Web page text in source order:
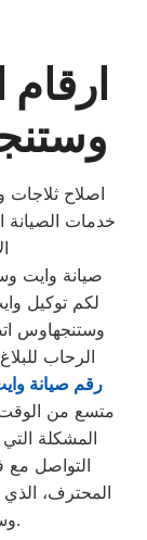
اصلاح ثلاجات
خدمات الصيانة
صيانة وايت
لكم توكيل
وستنجهاوس
الرحاب
رقم صيانة
متسع من
المشكلة التي
التواصل
المحترف،
وستنجهاوس المعتمدة بسهولة بالغة.